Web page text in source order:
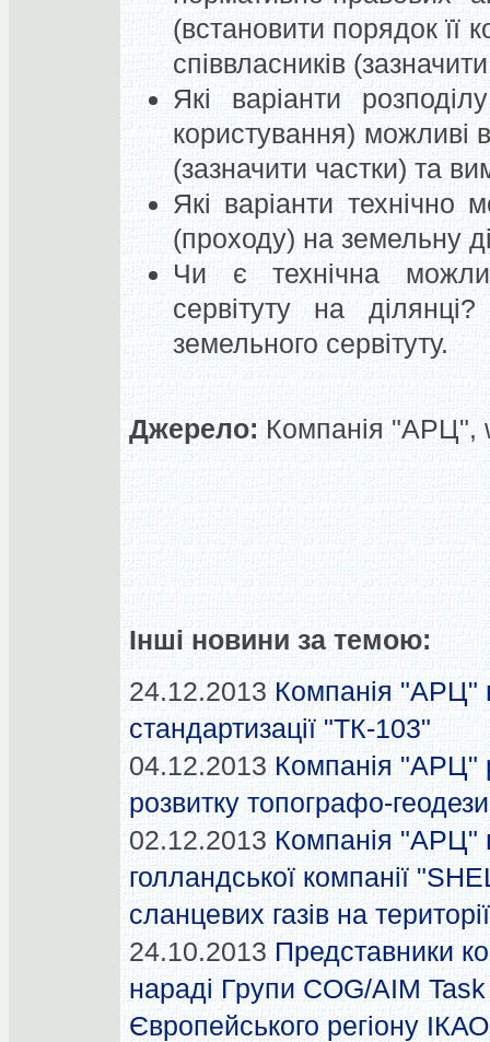
(встановити порядок її
співвласників
Які варіанти
користування) можливі
(зазначити частки) та
Які варіанти технічно
(проходу) на земельну
Чи є технічна
сервітуту на
земельного сервітуту.
Джерело: Компанія "АРЦ",
Інші новини за темою:
24.12.2013 Компанія "АРЦ"
стандартизації "ТК-103"
04.12.2013 Компанія "АРЦ"
розвитку топографо-
02.12.2013 Компанія "АРЦ"
голландської компанії
сланцевих газів на
24.10.2013 Представники
нараді Групи COG/AIM
Європейського регіону ІКАО